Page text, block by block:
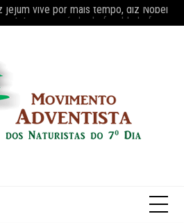
que período de faculdade faz